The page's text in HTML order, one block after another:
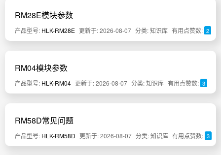
RM28E模块参数
产品型号: HLK-RM28E 更新于: 2026-08-07 分类: 知识库 有用点赞数: 2
RM04模块参数
产品型号: HLK-RM04 更新于: 2026-08-07 分类: 知识库 有用点赞数: 3
RM58D常见问题
产品型号: HLK-RM58D 更新于: 2026-08-07 分类: 知识库 有用点赞数: 3